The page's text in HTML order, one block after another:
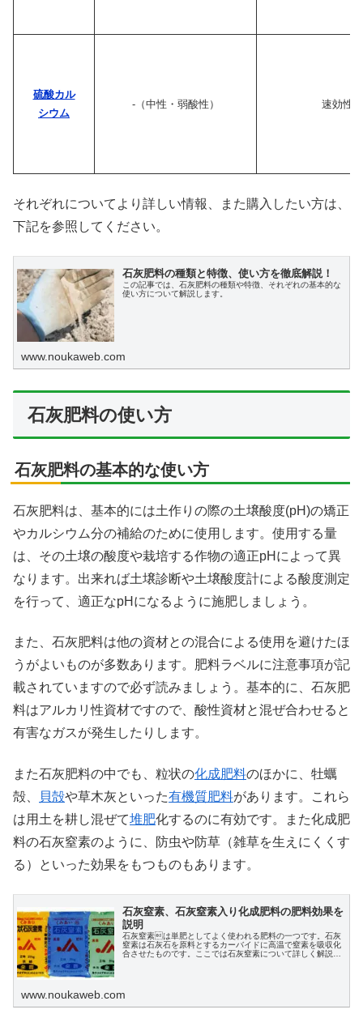
硫酸カル
シウム
-（中性・弱酸性） 速効性
それぞれについてより詳しい情報、また購入したい方は、
下記を参照してください。
石灰肥料の種類と特徴、使い方を徹底解説！
この記事では、石灰肥料の種類や特徴、それぞれの基本的な
使い方について解説します。
www.noukaweb.com
石灰肥料の使い方
石灰肥料の基本的な使い方
石灰肥料は、基本的には土作りの際の土壌酸度(pH)の矯正
やカルシウム分の補給のために使用します。使用する量
は、その土壌の酸度や栽培する作物の適正pHによって異
なります。出来れば土壌診断や土壌酸度計による酸度測定
を行って、適正なpHになるように施肥しましょう。
また、石灰肥料は他の資材との混合による使用を避けたほ
うがよいものが多数あります。肥料ラベルに注意事項が記
載されていますので必ず読みましょう。基本的に、石灰肥
料はアルカリ性資材ですので、酸性資材と混ぜ合わせると
有害なガスが発生したりします。
また石灰肥料の中でも、粒状の化成肥料のほかに、牡蠣
殻、
貝殻や草木灰といった有機質肥料があります。これら
は用土を耕し混ぜて堆肥化するのに有効です。また化成肥
料の石灰窒素のように、防虫や防草（雑草を生えにくくす
る）といった効果をもつものもあります。
石灰窒素、石灰窒素入り化成肥料の肥料効果を
説明
石灰窒素は単肥としてよく使われる肥料の一つです。石灰
窒素は石灰石を原料とするカーバイドに高温で窒素を吸収化
合させたものです。ここでは石灰窒素について詳しく解説し
www.noukaweb.com